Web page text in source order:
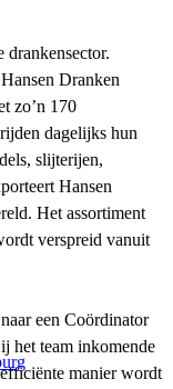
drankensector.
Dranken
zo’n 170
dagelijks hun
slijterijen,
Hansen
Het assortiment
verspreid vanuit
een Coördinator
het team inkomende
manier wordt